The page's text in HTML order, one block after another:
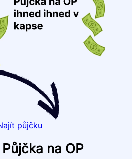
půjčku
na OP